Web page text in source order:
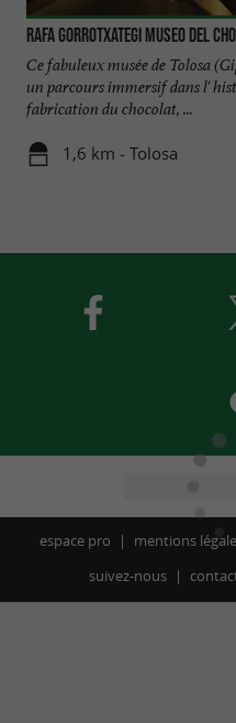
RAFA GORROTXATEGI MUSEO DEL
Ce fabuleux musée de Tolosa
un parcours immersif dans l'
fabrication du chocolat, ...
1,6 km - Tolosa
espace pro mentions
suivez-nous